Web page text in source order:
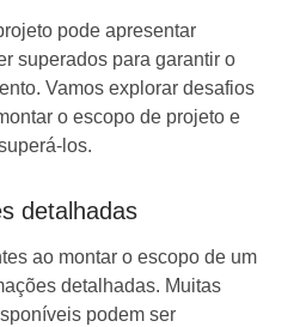
pode apresentar
superados para garantir o
Vamos explorar desafios
o escopo de projeto e
los.
detalhadas
ao montar o escopo de um
detalhadas. Muitas
podem ser